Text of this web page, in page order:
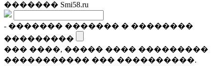
������� Smi58.ru
- ������� ������� � ��������
���������
��� ����, ����� ���� ���������
����������� ��� ����������.